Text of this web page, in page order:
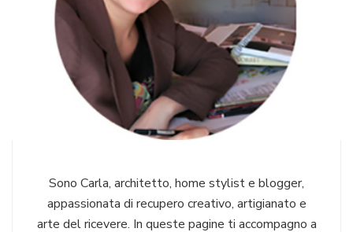
Sono Carla, architetto, home stylist e blogger,
appassionata di recupero creativo, artigianato e
arte del ricevere. In queste pagine ti accompagno a